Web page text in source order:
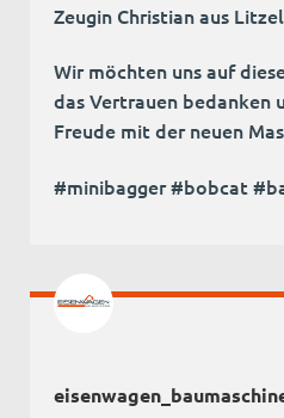
Zeugin Christian aus
Wir möchten uns auf
das Vertrauen bedanken
Freude mit der neuen
#minibagger #bobcat